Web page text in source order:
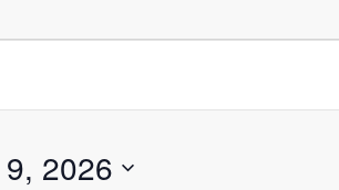
2026